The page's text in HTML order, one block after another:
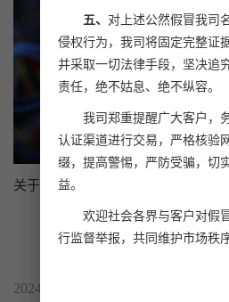
关于包涵体复性，复性的损失量是可
包涵体复性过程中蛋白质的损失量
2024.11.07
五、 对上述公然假冒我司
侵权行为，我司将固定完整证
并采取一切法律手段，坚决追
责任，绝不姑息、绝不纵容。
我司郑重提醒广大客户，
认证渠道进行交易，严格核验
缀，提高警惕，严防受骗，切
益。
欢迎社会各界与客户对假
行监督举报，共同维护市场秩